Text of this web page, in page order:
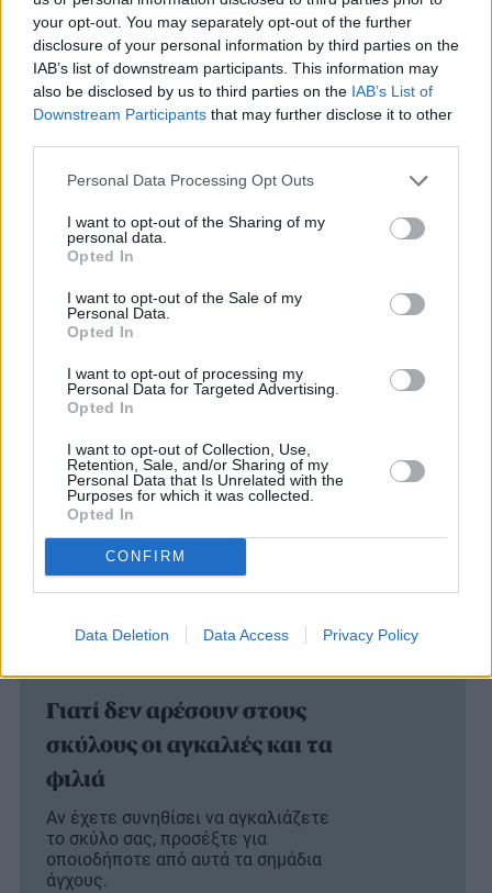
your opt-out. You may separately opt-out of the further
disclosure of your personal information by third parties on the
IAB’s list of downstream participants. This information may
also be disclosed by us to third parties on the IAB’s List of
Downstream Participants that may further disclose it to other
Personal Data Processing Opt Outs
I want to opt-out of the Sharing of my
personal data.
Opted In
I want to opt-out of the Sale of my
Personal Data.
Opted In
I want to opt-out of processing my
Personal Data for Targeted Advertising.
Opted In
I want to opt-out of Collection, Use,
Retention, Sale, and/or Sharing of my
Personal Data that Is Unrelated with the
Purposes for which it was collected.
Opted In
CONFIRM
Data Deletion Data Access Privacy Policy
Γιατί δεν αρέσουν στους
σκύλους οι αγκαλιές και τα
φιλιά
Aν έχετε συνηθίσει να αγκαλιάζετε
το σκύλο σας, προσέξτε για
οποιοδήποτε από αυτά τα σημάδια
άγχους.